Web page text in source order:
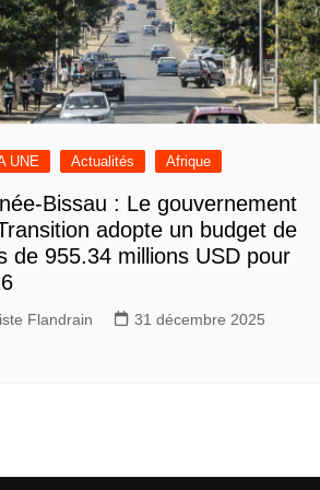
UNE Actualités Afrique
Bissau : Le gouvernement
adopte un budget de
de 955.34 millions USD pour
Flandrain
31 décembre 2025